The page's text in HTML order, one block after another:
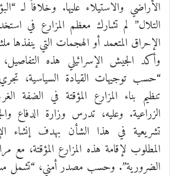
الأراضي والاستيلاء عليها. وخلافاً لـ
التلال” لم تشارك معظم المزارع في
الإحراق المتعمد أو الهجمات التي ينفذها
وأكد الجيش الإسرائيلي هذه
“حسب توجيهات القيادة السياسية،
تنظيم بناء المزارع المؤقتة في الضفة
الزراعية. وعليه، تدرس وزارة الدفاع
تشريعية في هذا الشأن بهدف إنشاء
المطلوب لإقامة هذه المزارع المؤقتة، مع
الضرورية”. وحسب مصدر أمني، “تشمل